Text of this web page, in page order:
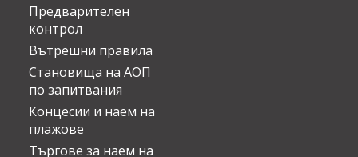
Предварителен
контрол
Вътрешни правила
Становища на АОП
по запитвания
Концесии и наем на
плажове
Търгове за наем на